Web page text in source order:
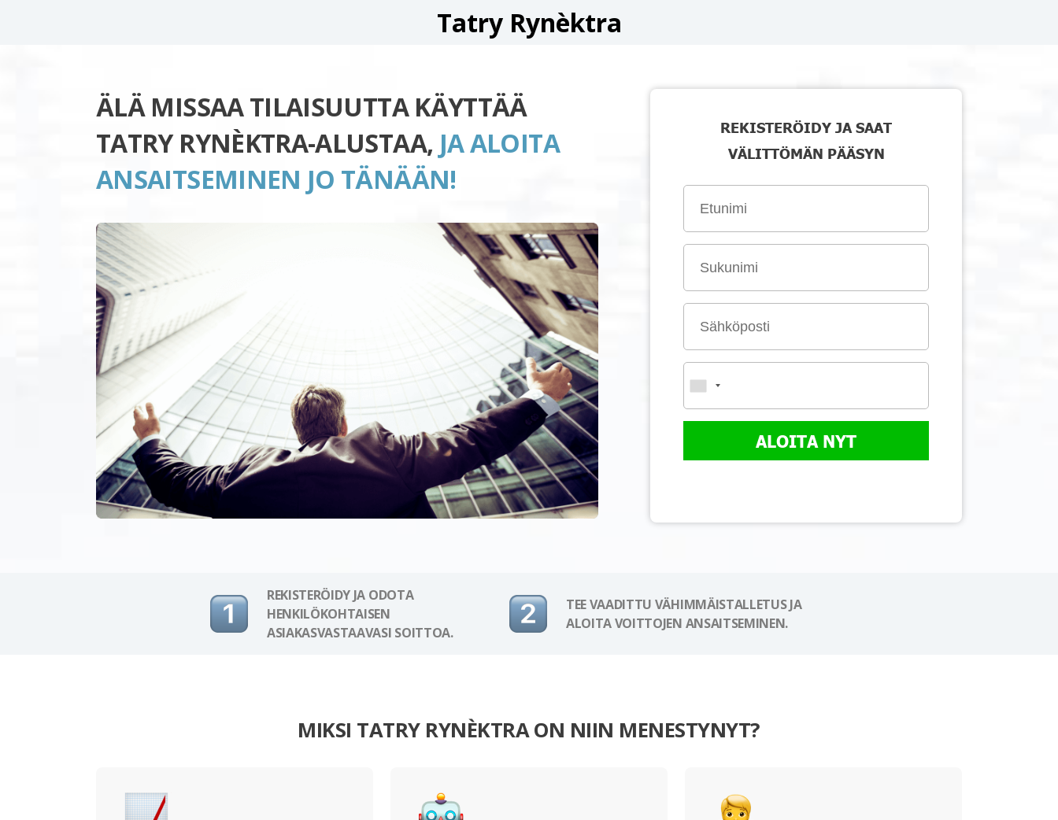
Tatry Rynèktra
ÄLÄ MISSAA TILAISUUTTA KÄYTTÄÄ
TATRY RYNÈKTRA-ALUSTAA, JA ALOITA
ANSAITSEMINEN JO TÄNÄÄN!
REKISTERÖIDY JA SAAT
VÄLITTÖMÄN PÄÄSYN
ALOITA NYT
REKISTERÖIDY JA ODOTA
HENKILÖKOHTAISEN
ASIAKASVASTAAVASI SOITTOA.
TEE VAADITTU VÄHIMMÄISTALLETUS JA
ALOITA VOITTOJEN ANSAITSEMINEN.
MIKSI TATRY RYNÈKTRA ON NIIN MENESTYNYT?